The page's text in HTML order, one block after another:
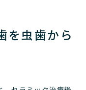
を虫歯から